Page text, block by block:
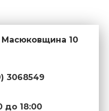
10
3068549
до 18:00